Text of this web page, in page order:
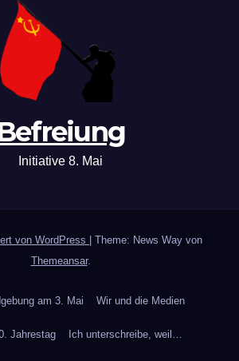
Initiative 8. Mai
von WordPress
Theme: News Way von
Themeansar.
am 3. Mai Wir und die Medien
Jahrestag Ich unterschreibe, weil…